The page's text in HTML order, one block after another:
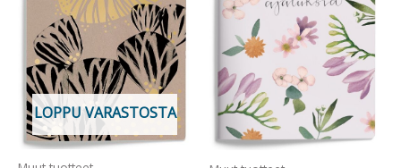
LOPPU VARASTOSTA